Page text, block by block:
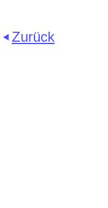
Zurück